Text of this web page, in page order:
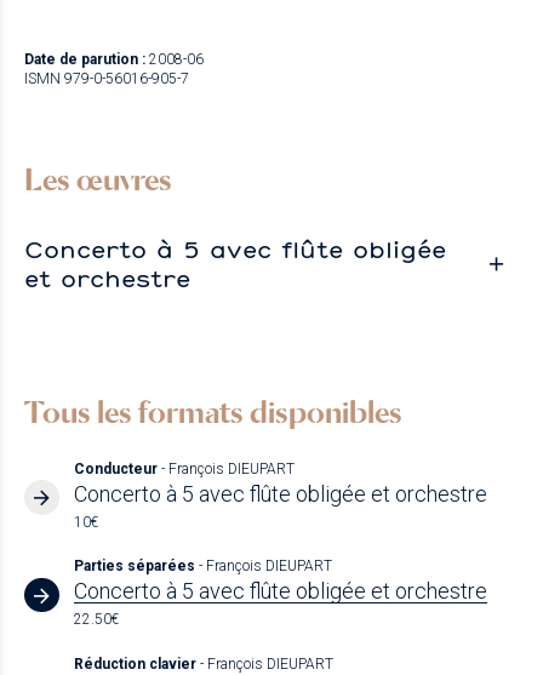
Date de parution : 2008-06
ISMN 979-0-56016-905-7
Les œuvres
Concerto à 5 avec flûte obligée
et orchestre
Tous les formats disponibles
Conducteur - François DIEUPART
Concerto à 5 avec flûte obligée et orchestre
10€
Parties séparées - François DIEUPART
Concerto à 5 avec flûte obligée et orchestre
22.50€
Réduction clavier - François DIEUPART